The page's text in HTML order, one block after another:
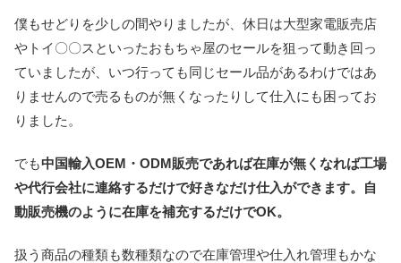
僕もせどりを少しの間やりましたが、休日は大型家電販売店
やトイ〇〇スといったおもちゃ屋のセールを狙って動き回っ
ていましたが、いつ行っても同じセール品があるわけではあ
りませんので売るものが無くなったりして仕入にも困ってお
りました。
でも中国輸入OEM・ODM販売であれば在庫が無くなれば工場
や代行会社に連絡するだけで好きなだけ仕入ができます。自
動販売機のように在庫を補充するだけでOK。
扱う商品の種類も数種類なので在庫管理や仕入れ管理もかな